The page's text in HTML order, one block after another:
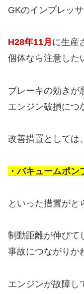
GKのインプレッ
H28年11月 に生産
個体なら注意した
ブレーキの効きが
エンジン破損につ
改善措置としては、
・バキュームポ
といった措置がと
制動距離が伸びて
事故につながりか
エンジンが故障し